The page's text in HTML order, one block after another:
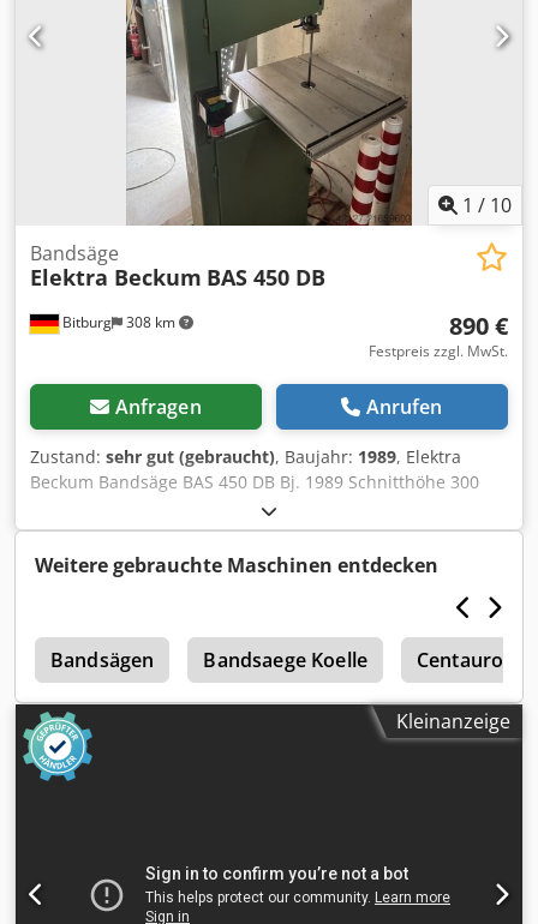
1 / 10
Bitburg 308 km
Bandsäge
Elektra Beckum BAS 450 DB
890 €
Festpreis zzgl. MwSt.
Anfragen Anrufen
Zustand: sehr gut (gebraucht), Baujahr: 1989, Elektra
Beckum Bandsäge BAS 450 DB Bj. 1989 Schnitthöhe 300
mm Bandlänge 3.380 mm Motorleistung 1,5 kW Gewicht
ca. 120 kg Standort: ab Lager 54634 Bitburg Dwedpfx Aoyy
U Txsm Doa - sofort verfügbar - Zwischenverkauf
vorbehalten
Weitere gebrauchte Maschinen entdecken
Bandsägen Bandsaege Koelle Centauro
Kleinanzeige